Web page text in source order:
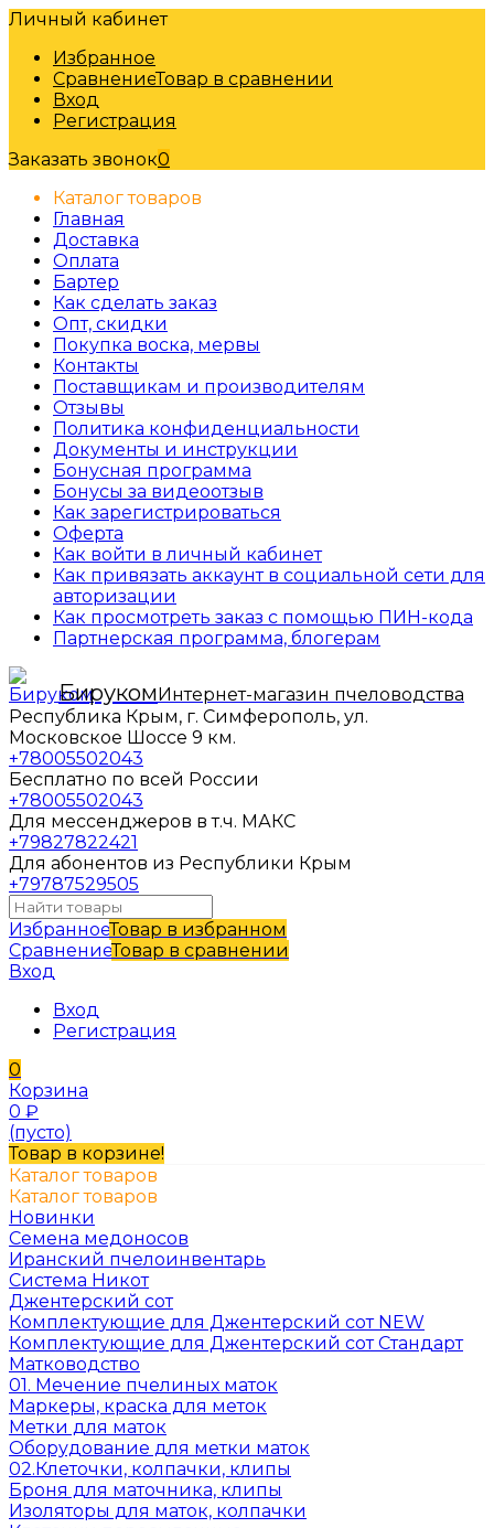
Личный кабинет
Избранное
СравнениеТовар в сравнении
Вход
Регистрация
Заказать звонок0
Каталог товаров
Главная
Доставка
Оплата
Бартер
Как сделать заказ
Опт, скидки
Покупка воска, мервы
Контакты
Поставщикам и производителям
Отзывы
Политика конфиденциальности
Документы и инструкции
Бонусная программа
Бонусы за видеоотзыв
Как зарегистрироваться
Оферта
Как войти в личный кабинет
Как привязать аккаунт в социальной сети для
авторизации
Как просмотреть заказ с помощью ПИН-кода
Партнерская программа, блогерам
БирукомИнтернет-магазин пчеловодства
Республика Крым, г. Симферополь, ул.
Московское Шоссе 9 км.
+78005502043
Бесплатно по всей России
+78005502043
Для мессенджеров в т.ч. МАКС
+79827822421
Для абонентов из Республики Крым
+79787529505
ИзбранноеТовар в избранном
СравнениеТовар в сравнении
Вход
Вход
Регистрация
0
Корзина
0 ₽
(пусто)
Товар в корзине!
Каталог товаров
Каталог товаров
Новинки
Семена медоносов
Иранский пчелоинвентарь
Система Никот
Джентерский сот
Комплектующие для Джентерский сот NEW
Комплектующие для Джентерский сот Стандарт
Матководство
01. Мечение пчелиных маток
Маркеры, краска для меток
Метки для маток
Оборудование для метки маток
02.Клеточки, колпачки, клипы
Броня для маточника, клипы
Изоляторы для маток, колпачки